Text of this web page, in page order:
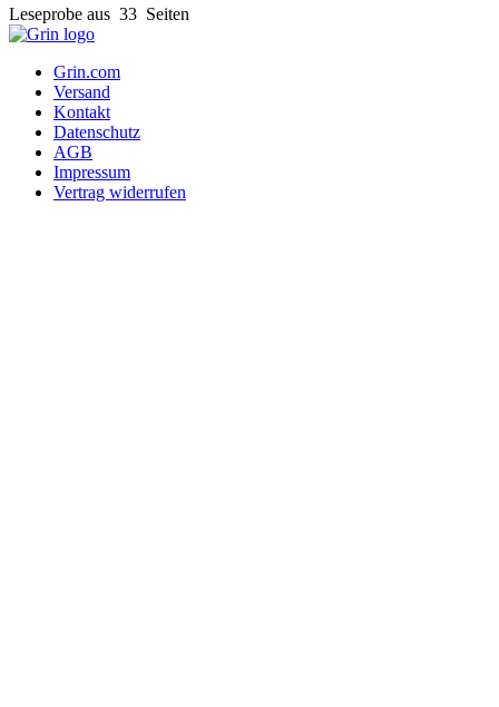
Leseprobe aus 33 Seiten
Grin.com
Versand
Kontakt
Datenschutz
AGB
Impressum
Vertrag widerrufen